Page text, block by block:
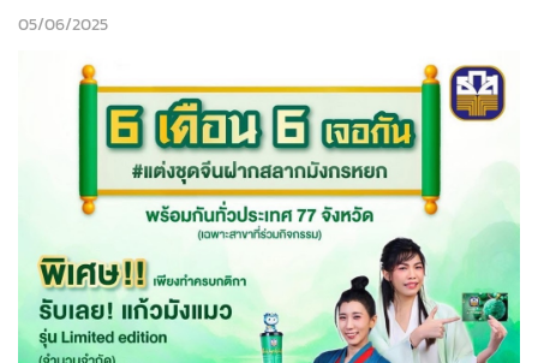
05/06/2025